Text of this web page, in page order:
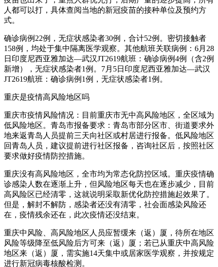
人都可以打，具体查阅当地的新冠疫苗的接种单位及预约方
式。
确诊病例22例，无症状感染者30例，合计52例。密切接触者
158例，均处于集中隔离医学观察。其他航班关联病例：6月28
日印度尼西亚雅加达—武汉JT2619航班：确诊病例4例（含2例
新增），无症状感染者1例。7月5日印度尼西亚雅加达—武汉
JT2619航班：确诊病例1例，无症状感染者1例。
重庆是疫情高风险地区吗
重庆市疫情风险情况：目前重庆市无中高风险地区，全区域为
低风险地区。青岛市报备要求：青岛市部分区市、街道要求外
地来返青岛人员提前三天向社区或村居进行报备。低风险地区
回青岛人员，建议提前进行社区报备，咨询社区后，按照社区
要求做好疫情防控措施。
重庆没有高风险地区，全市均为常态化防控区域。重庆疫情确
诊感染人数在逐渐上升，但风险地区每天也在逐步减少，目前
高风险区已经清零，这就说明采取新优化防控措施起效果了。
但是，解封不解防，感染者还没有清零，社会面感染风险还
在，疫情残余还在，此次疫情还没结束。
重庆中风险、高风险地区人员应暂缓来（返）厦，待所在地区
风险等级降至低风险后方可来（返）厦；若已从重庆中高风险
地区来（返）厦，需实施14天集中或居家医学观察，并按规定
进行新冠病毒核酸检测。